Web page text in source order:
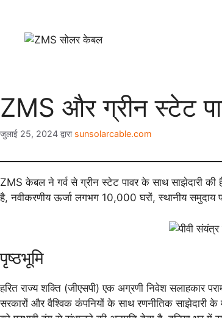
ZMS और ग्रीन स्टेट
जुलाई 25, 2024 द्वारा sunsolarcable.com
ZMS केबल ने गर्व से ग्रीन स्टेट पावर के साथ साझेदारी की
है, नवीकरणीय ऊर्जा लगभग 10,000 घरों, स्थानीय समुदाय
पृष्ठभूमि
हरित राज्य शक्ति (जीएसपी) एक अग्रणी निवेश सलाहकार
सरकारों और वैश्विक कंपनियों के साथ रणनीतिक साझेदारी के